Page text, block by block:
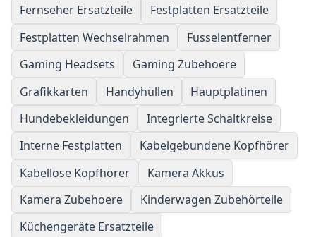
Fernseher Ersatzteile
Festplatten Ersatzteile
Festplatten Wechselrahmen
Fusselentferner
Gaming Headsets
Gaming Zubehoere
Grafikkarten
Handyhüllen
Hauptplatinen
Hundebekleidungen
Integrierte Schaltkreise
Interne Festplatten
Kabelgebundene Kopfhörer
Kabellose Kopfhörer
Kamera Akkus
Kamera Zubehoere
Kinderwagen Zubehörteile
Küchengeräte Ersatzteile